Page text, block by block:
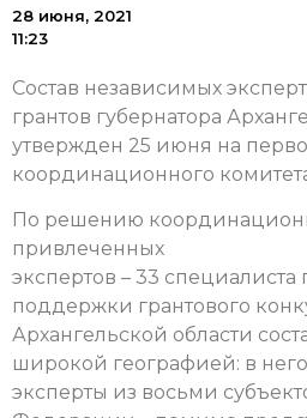
28 июня, 2021
11:23
Состав независимых
грантов губернатора
утвержден 25 июня на
координационного
По решению
привлеченных
экспертов – 33
поддержки грантового
Архангельской области
широкой географией: в
эксперты из восьми